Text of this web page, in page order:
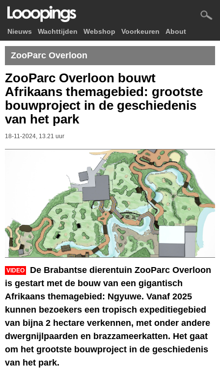
Nieuws Wachttijden Webshop Voorkeuren About
ZooParc Overloon
ZooParc Overloon bouwt
Afrikaans themagebied: grootste
bouwproject in de geschiedenis
van het park
18-11-2024, 13.21 uur
VIDEO
De Brabantse dierentuin ZooParc Overloon
is gestart met de bouw van een gigantisch
Afrikaans themagebied: Ngyuwe. Vanaf 2025
kunnen bezoekers een tropisch expeditiegebied
van bijna 2 hectare verkennen, met onder andere
dwergnijlpaarden en brazzameerkatten. Het gaat
om het grootste bouwproject in de geschiedenis
van het park.